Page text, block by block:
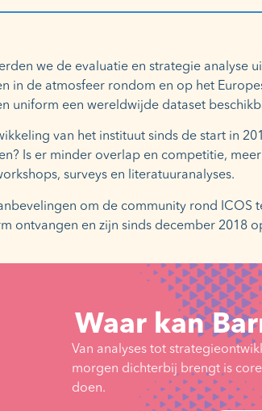
we de evaluatie en strategie
in de atmosfeer rondom en op het
uniform een wereldwijde dataset
van het instituut sinds de start in
Is er minder overlap en competitie,
surveys en literatuuranalyses.
om de community rond
ontvangen en zijn sinds december 2018
Waar kan
Van analyses tot
morgen dichterbij brengt is
doen.